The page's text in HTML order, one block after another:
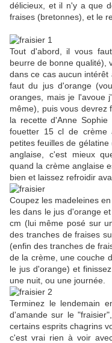
délicieux, et il n'y a que
fraises (bretonnes), et le
Tout d'abord, il vous
beurre de bonne qualité),
dans ce cas aucun
faut du jus d'orange
oranges, mais je l'avoue
même), puis vous devrez
la recette d'Anne Sophie
fouetter 15 cl de crème
petites feuilles de
anglaise, c'est mieux
quand la crème anglaise
bien et laissez refroidir
Coupez les madeleines
les dans le jus d'orange
cm (lui même posé sur
des tranches de fraises
(enfin des tranches de
de la crème, une couche
le jus d'orange) et
une nuit, ou une journée.
Terminez le lendemain
d'amande sur le
certains esprits chagrins
c'est vrai rien à voir